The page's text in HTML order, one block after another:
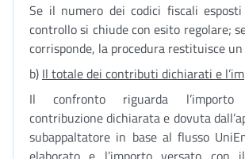
Se il numero dei codici fiscali
controllo si chiude con esito regolare;
corrisponde, la procedura restituisce un
b) Il totale dei contributi dichiarati e
Il confronto riguarda
contribuzione dichiarata e dovuta
subappaltatore in base al flusso